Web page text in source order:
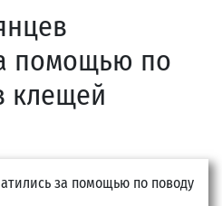
помощью по
клещей